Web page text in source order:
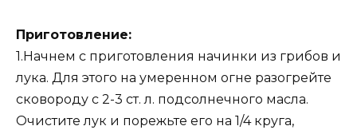
Приготовление:
1.Начнем с приготовления начинки из грибов и
лука. Для этого на умеренном огне разогрейте
сковороду с 2-3 ст. л. подсолнечного масла.
Очистите лук и порежьте его на 1/4 круга,